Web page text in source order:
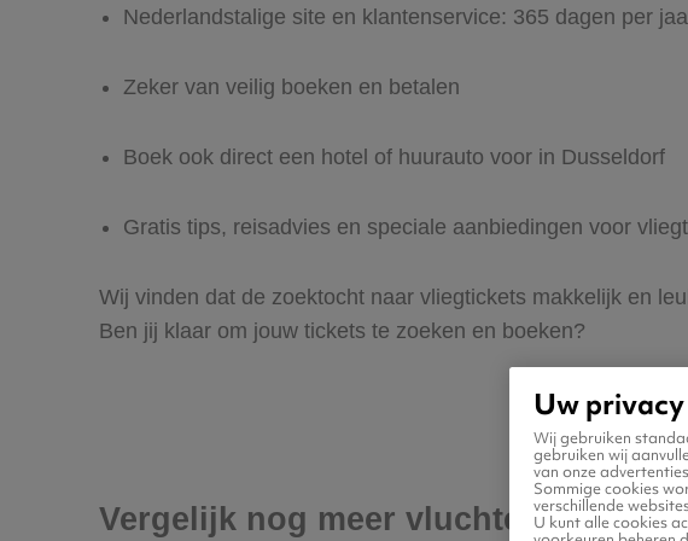
Nederlandstalige site en klantenservice: 365 dagen per
Zeker van veilig boeken en betalen
Boek ook direct een hotel of huurauto voor in Dusseldorf
Gratis tips, reisadvies en speciale aanbiedingen voor
Wij vinden dat de zoektocht naar vliegtickets makkelijk en
Ben jij klaar om jouw tickets te zoeken en boeken?
Vergelijk nog meer vluchten naar
Uw
Wij gebruiken
gebruiken wij
van onze
Sommige cookies
verschillende
U kunt alle cookies